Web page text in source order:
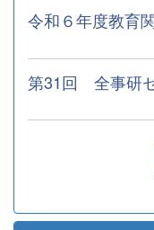
令和６年度教育
第31回 全事研